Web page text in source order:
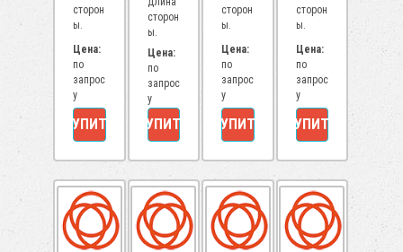
сторон
ы.
Цена:
по
запрос
у
КУПИТЬ
сторон
ы.
Цена:
по
запрос
у
КУПИТЬ
сторон
ы.
Цена:
по
запрос
у
КУПИТЬ
сторон
ы.
Цена:
по
запрос
у
КУПИТЬ